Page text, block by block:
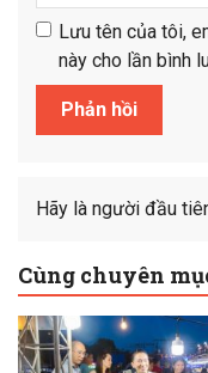
Lưu tên của tôi,
này cho lần bình
Hãy là người đầu
Cùng chuyên